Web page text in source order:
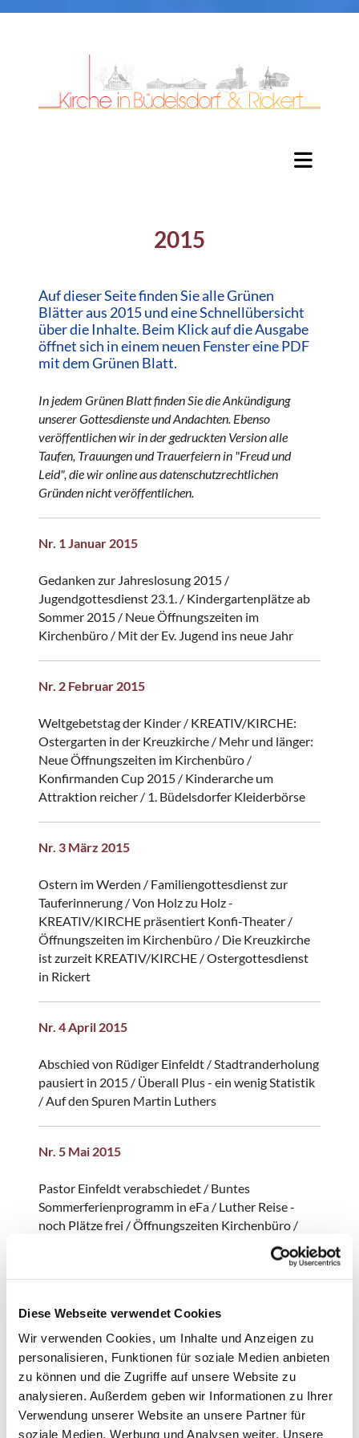
Diese Webseite verwendet Cookies
Wir verwenden Cookies, um Inhalte und Anzeigen zu
personalisieren, Funktionen für soziale Medien anbieten
zu können und die Zugriffe auf unsere Website zu
analysieren. Außerdem geben wir Informationen zu Ihrer
Verwendung unserer Website an unsere Partner für
soziale Medien, Werbung und Analysen weiter. Unsere
2015
Auf dieser Seite finden Sie alle Grünen
Blätter aus 2015 und eine Schnellübersicht
über die Inhalte. Beim Klick auf die Ausgabe
öffnet sich in einem neuen Fenster eine PDF
mit dem Grünen Blatt.
In jedem Grünen Blatt finden Sie die Ankündigung
unserer Gottesdienste und Andachten. Ebenso
veröffentlichen wir in der gedruckten Version alle
Taufen, Trauungen und Trauerfeiern in "Freud und
Leid", die wir online aus datenschutzrechtlichen
Gründen nicht veröffentlichen.
Nr. 1 Januar 2015
Gedanken zur Jahreslosung 2015 /
Jugendgottesdienst 23.1. / Kindergartenplätze ab
Sommer 2015 / Neue Öffnungszeiten im
Kirchenbüro / Mit der Ev. Jugend ins neue Jahr
Nr. 2 Februar 2015
Weltgebetstag der Kinder / KREATIV/KIRCHE:
Ostergarten in der Kreuzkirche / Mehr und länger:
Neue Öffnungszeiten im Kirchenbüro /
Konfirmanden Cup 2015 / Kinderarche um
Attraktion reicher / 1. Büdelsdorfer Kleiderbörse
Nr. 3 März 2015
Ostern im Werden / Familiengottesdienst zur
Tauferinnerung / Von Holz zu Holz -
KREATIV/KIRCHE präsentiert Konfi-Theater /
Öffnungszeiten im Kirchenbüro / Die Kreuzkirche
ist zurzeit KREATIV/KIRCHE / Ostergottesdienst
in Rickert
Nr. 4 April 2015
Abschied von Rüdiger Einfeldt / Stadtranderholung
pausiert in 2015 / Überall Plus - ein wenig Statistik
/ Auf den Spuren Martin Luthers
Nr. 5 Mai 2015
Pastor Einfeldt verabschiedet / Buntes
Sommerferienprogramm in eFa / Luther Reise -
noch Plätze frei / Öffnungszeiten Kirchenbüro /
Büdelsdorfer Table Quiz / Haus für neuen Pastor
gesucht / kiburWort: Be-GEIST-ert
Nr. 6 Juni 2015
Nr. 6 Juni 2015
"Einander annehmen!" - Bunter Gottesdienst auf
dem Marktplatz / Konfirmandenzeit nach den
Sommerferien / Geht doch! Ökumenischer